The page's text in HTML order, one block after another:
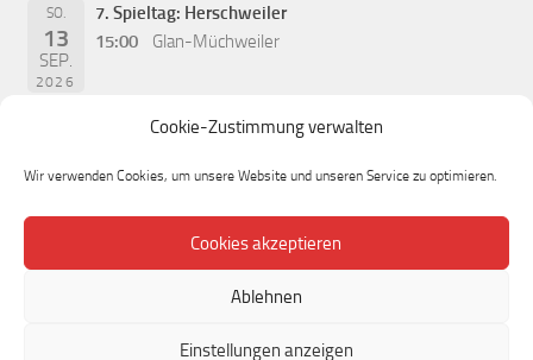
Cookie-Zustimmung verwalten
Wir verwenden Cookies, um unsere Website und unseren Service zu optimieren.
Cookies akzeptieren
Ablehnen
Einstellungen anzeigen
SO.
13
SEP.
2026
7. Spieltag: Herschweiler
15:00
Glan-Müchweiler